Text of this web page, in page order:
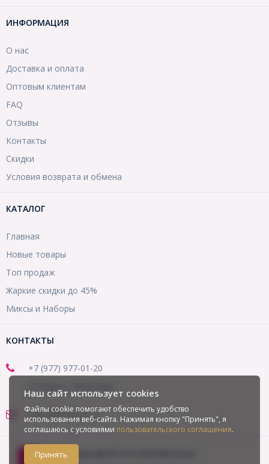
ИНФОРМАЦИЯ
О нас
Доставка и оплата
Оптовым клиентам
FAQ
Отзывы
Контакты
Скидки
Условия возврата и обмена
КАТАЛОГ
Главная
Новые товары
Топ продаж
Жаркие скидки до 45%
Миксы и Наборы
КОНТАКТЫ
+7 (977) 977-01-20
office@mirbusin.ru
Наш сайт использует cookies
Файлы cookie помогают обеспечить удобство
использования веб-сайта. Нажимая кнопку "Принять", я
соглашаюсь с условиями пользовательского соглашения.
Принять